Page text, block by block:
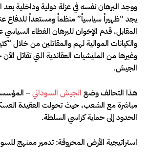
ووجد البرهان نفسه في عزلة دولية وداخلية بعد
يجد “ظهيراً سياسياً” منظماً ومستعداً للدفاع
المقابل، قدم الإخوان للبرهان الغطاء السياسي
والكيانات الموالية لهم والمقاتلين من خلال
وغيرها من المليشيات العقائدية التي تقاتل
الجيش.
هذا التحالف وضع الجيش السوداني–
مباشرة مع الشعب، حيث تحولت العقيدة
الحدود إلى حماية كراسي السلطة.
استراتيجية الأرض المحروقة: تدمير ممنهج